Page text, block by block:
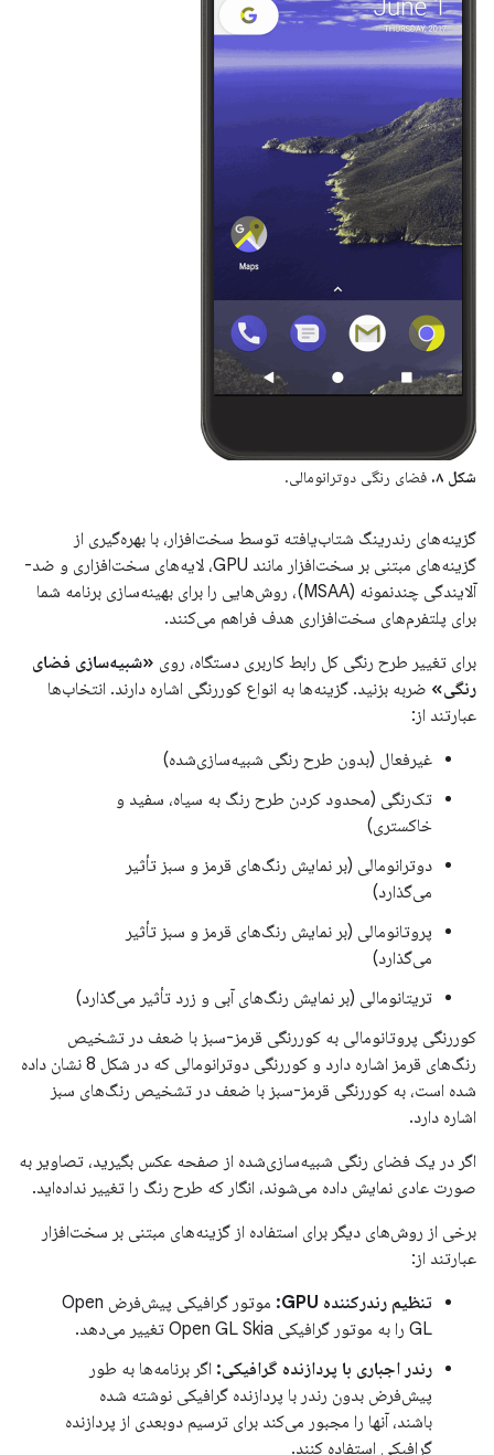
شکل ۸. فضای رنگی دوترانومالی.
گزینه‌های رندرینگ شتاب‌یافته توسط سخت‌افزار، با بهره‌گیری از
گزینه‌های مبتنی بر سخت‌افزار مانند GPU، لایه‌های سخت‌افزاری و ضد-
آلایندگی چندنمونه (MSAA)، روش‌هایی را برای بهینه‌سازی برنامه شما
برای پلتفرم‌های سخت‌افزاری هدف فراهم می‌کنند.
برای تغییر طرح رنگی کل رابط کاربری دستگاه، روی «شبیه‌سازی فضای
رنگی» ضربه بزنید. گزینه‌ها به انواع کوررنگی اشاره دارند. انتخاب‌ها
عبارتند از:
غیرفعال (بدون طرح رنگی شبیه‌سازی‌شده)
تک‌رنگی (محدود کردن طرح رنگ به سیاه، سفید و
خاکستری)
دوترانومالی (بر نمایش رنگ‌های قرمز و سبز تأثیر
می‌گذارد)
پروتانومالی (بر نمایش رنگ‌های قرمز و سبز تأثیر
می‌گذارد)
تریتانومالی (بر نمایش رنگ‌های آبی و زرد تأثیر می‌گذارد)
کوررنگی پروتانومالی به کوررنگی قرمز-سبز با ضعف در تشخیص
رنگ‌های قرمز اشاره دارد و کوررنگی دوترانومالی که در شکل 8 نشان داده
شده است، به کوررنگی قرمز-سبز با ضعف در تشخیص رنگ‌های سبز
اشاره دارد.
اگر در یک فضای رنگی شبیه‌سازی‌شده از صفحه عکس بگیرید، تصاویر به
صورت عادی نمایش داده می‌شوند، انگار که طرح رنگ را تغییر نداده‌اید.
برخی از روش‌های دیگر برای استفاده از گزینه‌های مبتنی بر سخت‌افزار
عبارتند از:
تنظیم رندرکننده GPU:
موتور گرافیکی پیش‌فرض Open
GL را به موتور گرافیکی Open GL Skia تغییر می‌دهد.
رندر اجباری با پردازنده گرافیکی: اگر برنامه‌ها به طور
پیش‌فرض بدون رندر با پردازنده گرافیکی نوشته شده
باشند، آنها را مجبور می‌کند برای ترسیم دوبعدی از پردازنده
گرافیکی استفاده کنند.